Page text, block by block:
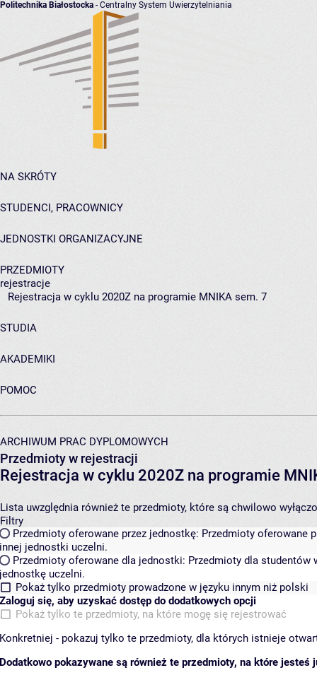
Politechnika Białostocka - Centralny System Uwierzytelniania
NA SKRÓTY
STUDENCI, PRACOWNICY
JEDNOSTKI ORGANIZACYJNE
PRZEDMIOTY
rejestracje
Rejestracja w cyklu 2020Z na programie MNIKA sem. 7
STUDIA
AKADEMIKI
POMOC
ARCHIWUM PRAC DYPLOMOWYCH
Przedmioty w rejestracji
Rejestracja w cyklu 2020Z na programie
Lista uwzględnia również te przedmioty, które są chwilowo
Filtry
Przedmioty oferowane przez jednostkę: Przedmioty oferowane
innej jednostki uczelni.
Przedmioty oferowane dla jednostki: Przedmioty dla studentów
jednostkę uczelni.
Pokaż tylko przedmioty prowadzone w języku innym niż polski
Zaloguj się, aby uzyskać dostęp do dodatkowych opcji
Pokaż tylko te przedmioty, na które mogę się rejestrować
Konkretniej - pokazuj tylko te przedmioty, dla których istnieje
Dodatkowo pokazywane są również te przedmioty, na które jesteś